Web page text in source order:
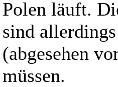
Polen läuft.
sind
(abgesehen
müssen.